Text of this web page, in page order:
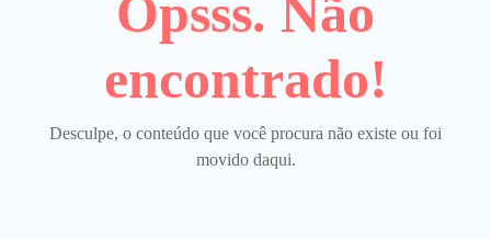
Opsss. Não
encontrado!
Desculpe, o conteúdo que você procura não existe ou foi
movido daqui.